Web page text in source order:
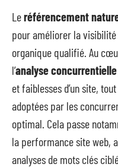
Leréférencement
pour améliorer la
organique qualifié. Au
l’analyse concurrentielle
et faiblesses d’un site,
adoptées par les
optimal. Cela passe
la performance site web,
analyses de mots clés